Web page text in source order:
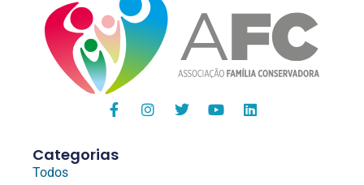
Categorias
Todos